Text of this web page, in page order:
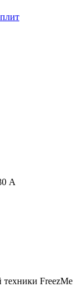
А
техники FreezMe